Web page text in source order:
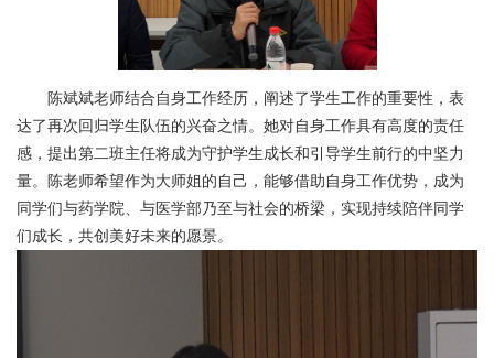
陈斌斌老师结合自身工作经历，阐述了学生工作的重要性，表
达了再次回归学生队伍的兴奋之情。她对自身工作具有高度的责任
感，提出第二班主任将成为守护学生成长和引导学生前行的中坚力
量。陈老师希望作为大师姐的自己，能够借助自身工作优势，成为
同学们与药学院、与医学部乃至与社会的桥梁，实现持续陪伴同学
们成长，共创美好未来的愿景。